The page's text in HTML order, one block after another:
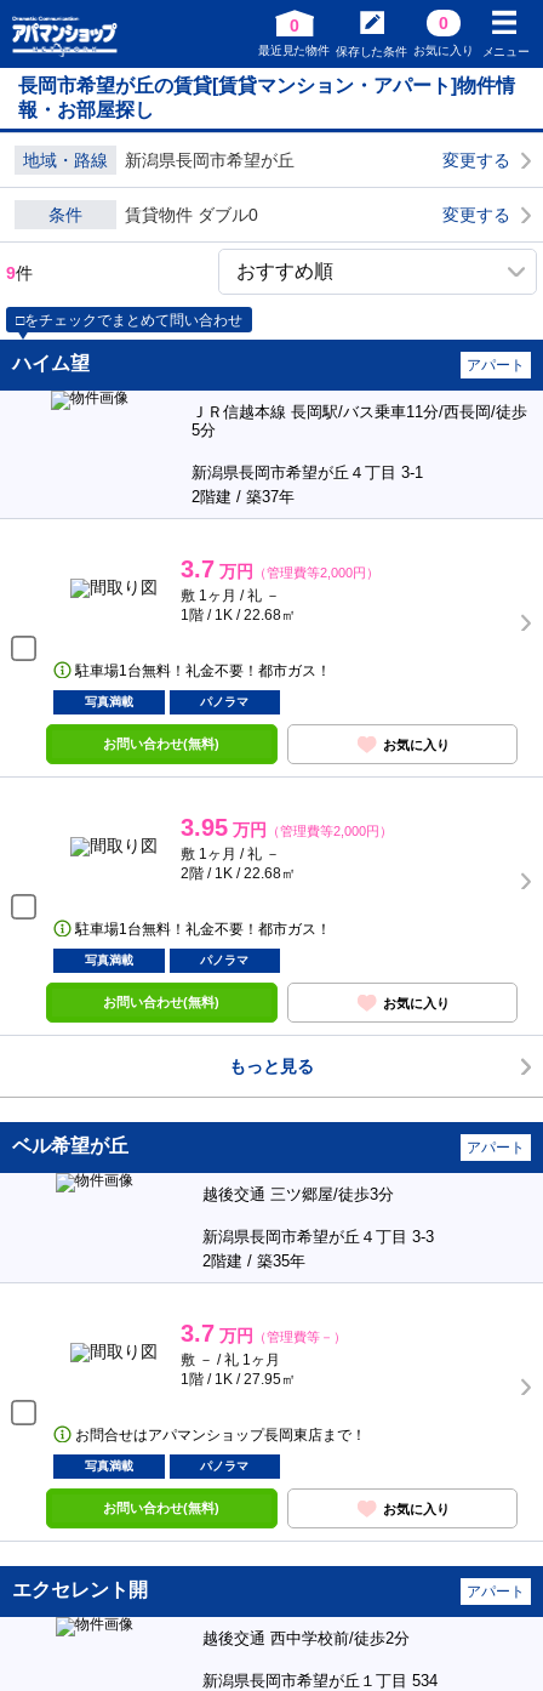
0
最近見た物件 保存した条件
0
お気に入り メニュー
長岡市希望が丘の賃貸[賃貸マンション・アパート]物件情
報・お部屋探し
地域・路線 新潟県長岡市希望が丘 変更する
条件 賃貸物件 ダブル0 変更する
9件
□をチェックでまとめて問い合わせ
ハイム望 アパート
ＪＲ信越本線 長岡駅/バス乗車11分/西長岡/徒歩
5分
新潟県長岡市希望が丘４丁目 3-1
2階建 / 築37年
3.7 万円 （管理費等2,000円）
敷 1ヶ月 / 礼 －
1階 / 1K / 22.68㎡
駐車場1台無料！礼金不要！都市ガス！
写真満載 パノラマ
お問い合わせ(無料) お気に入り
3.95 万円 （管理費等2,000円）
敷 1ヶ月 / 礼 －
2階 / 1K / 22.68㎡
駐車場1台無料！礼金不要！都市ガス！
写真満載 パノラマ
お問い合わせ(無料) お気に入り
もっと見る
ベル希望が丘 アパート
越後交通 三ツ郷屋/徒歩3分
新潟県長岡市希望が丘４丁目 3-3
2階建 / 築35年
3.7 万円 （管理費等－）
敷 － / 礼 1ヶ月
1階 / 1K / 27.95㎡
お問合せはアパマンショップ長岡東店まで！
写真満載 パノラマ
お問い合わせ(無料) お気に入り
エクセレント開 アパート
越後交通 西中学校前/徒歩2分
新潟県長岡市希望が丘１丁目 534